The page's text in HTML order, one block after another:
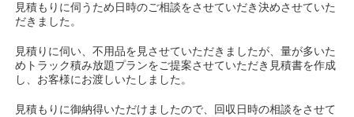
見積もりに伺うため日時のご相談をさせていだき決めさせていた
だきました。
見積りに伺い、不用品を見させていただきましたが、量が多いた
めトラック積み放題プランをご提案させていただき見積書を作成
し、お客様にお渡しいたしました。
見積もりに御納得いただけましたので、回収日時の相談をさせて